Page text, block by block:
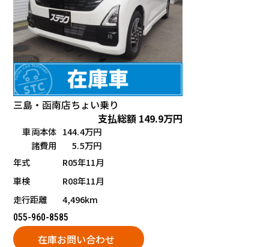
三島・函南店ちょい乗り
支払総額 149.9万円
車両本体 144.4万円
諸費用
5.5万円
年式
R05年11月
車検
R08年11月
走行距離
4,496km
055-960-8585
在庫お問い合わせ